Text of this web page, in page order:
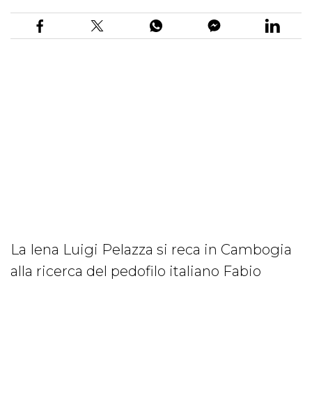
La Iena Luigi Pelazza si reca in Cambogia
alla ricerca del pedofilo italiano Fabio